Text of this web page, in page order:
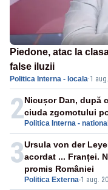
Piedone, atac la
false iluzii
Politica Interna - locala·1
2 Politica Interna -
Nicușor Dan, după
ciuda zgomotului
3
Politica Externa-1 aug.
Ursula von der
acordat ... Franței.
promis României